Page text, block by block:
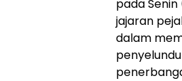
pada
jajaran
dalam